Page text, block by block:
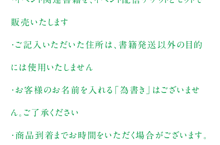
販売いたします
・ご記入いただいた住所は、書籍発送以外の目的
には使用いたしません
・お客様のお名前を入れる「為書き」はございませ
ん。ご了承ください
・商品到着までお時間をいただく場合がございます。